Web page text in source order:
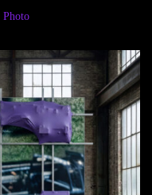
Photo